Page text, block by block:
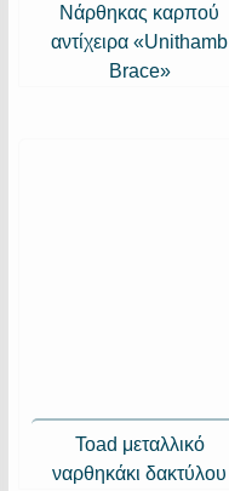
Νάρθηκας καρπού
αντίχειρα «Unithamb
Brace»
Toad μεταλλικό
ναρθηκάκι δακτύλου